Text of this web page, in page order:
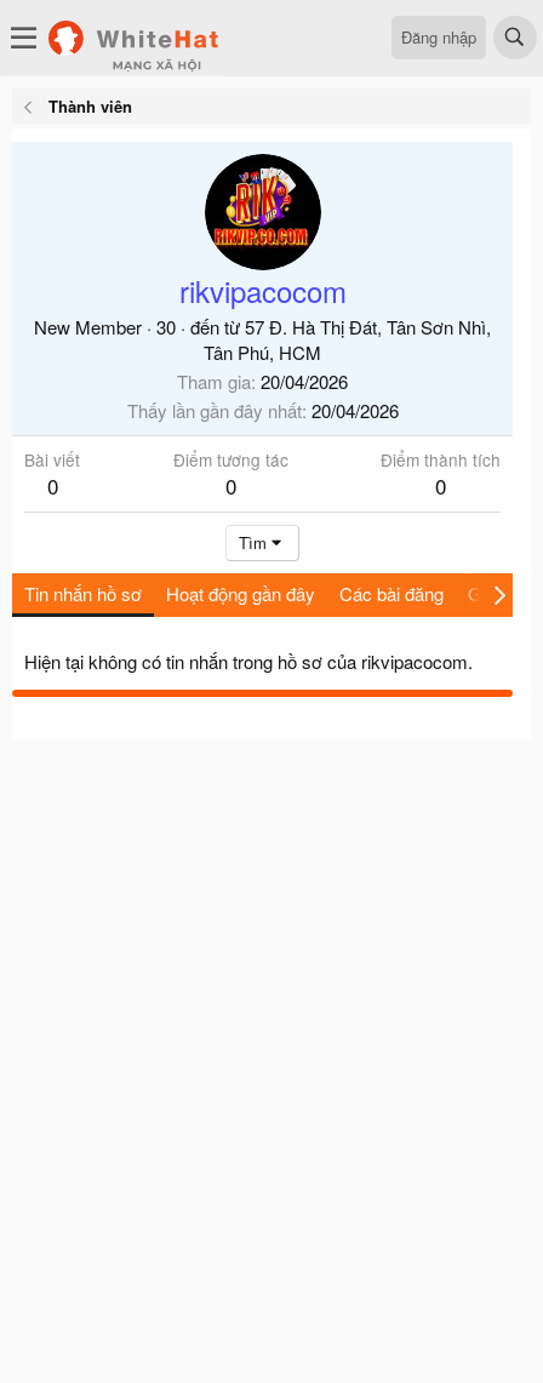
Đăng nhập
Thành viên
rikvipacocom
New Member · 30 · đến từ57 Đ. Hà Thị Đát, Tân Sơn Nhì,
Tân Phú, HCM
Tham gia 20/04/2026
Thấy lần gần đây nhất 20/04/2026
Bài viết
0
Điểm tương tác
0
Điểm thành tích
0
Tìm
Tin nhắn hồ sơ Hoạt động gần đây Các bài đăng Giới thiệu
Hiện tại không có tin nhắn trong hồ sơ của rikvipacocom.